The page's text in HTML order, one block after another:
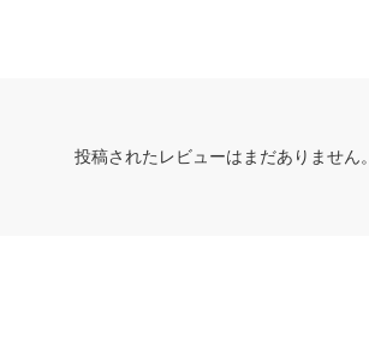
投稿されたレビューはまだありません。